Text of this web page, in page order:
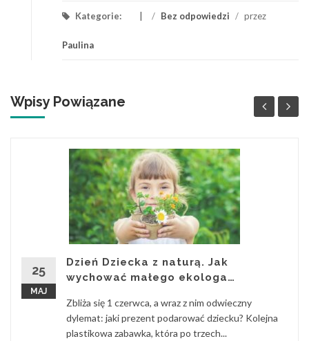
Kategorie: / Bez odpowiedzi / przez
Paulina
Wpisy Powiązane
25
MAJ
Dzień Dziecka z naturą. Jak
wychować małego ekologa…
Zbliża się 1 czerwca, a wraz z nim odwieczny
dylemat: jaki prezent podarować dziecku? Kolejna
plastikowa zabawka, która po trzech...